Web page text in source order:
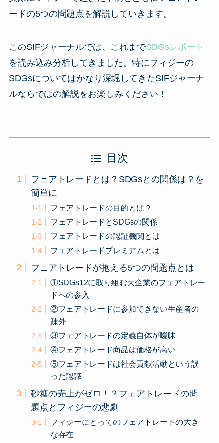
ードの5つの問題点を解説していきます。
このSIFジャーナルでは、これまでSDGsレポート
を読み込み分析してきました。特にフィジーの
SDGsについてはかなり深堀してきたSIFジャーナ
ルならではの解説をお楽しみください！
目次
フェアトレードとは？SDGsとの関係は？を
簡単に
フェアトレードの目的とは？
フェアトレードとSDGsの関係
フェアトレードの認証機関とは
フェアトレードプレミアムとは
フェアトレードが抱える5つの問題点とは
①SDGs12に取り組む大企業のフェアトレー
ドへの参入
②フェアトレードに参加できない生産者の
疎外
③フェアトレードの定義自体が曖昧
④フェアトレード商品は価格が高い
⑤フェアトレードは社会貢献活動という誤
った認識
砂糖の売上がゼロ！？フェアトレードの問
題点とフィジーの悲劇
フィジーにとってのフェアトレードの大き
な存在